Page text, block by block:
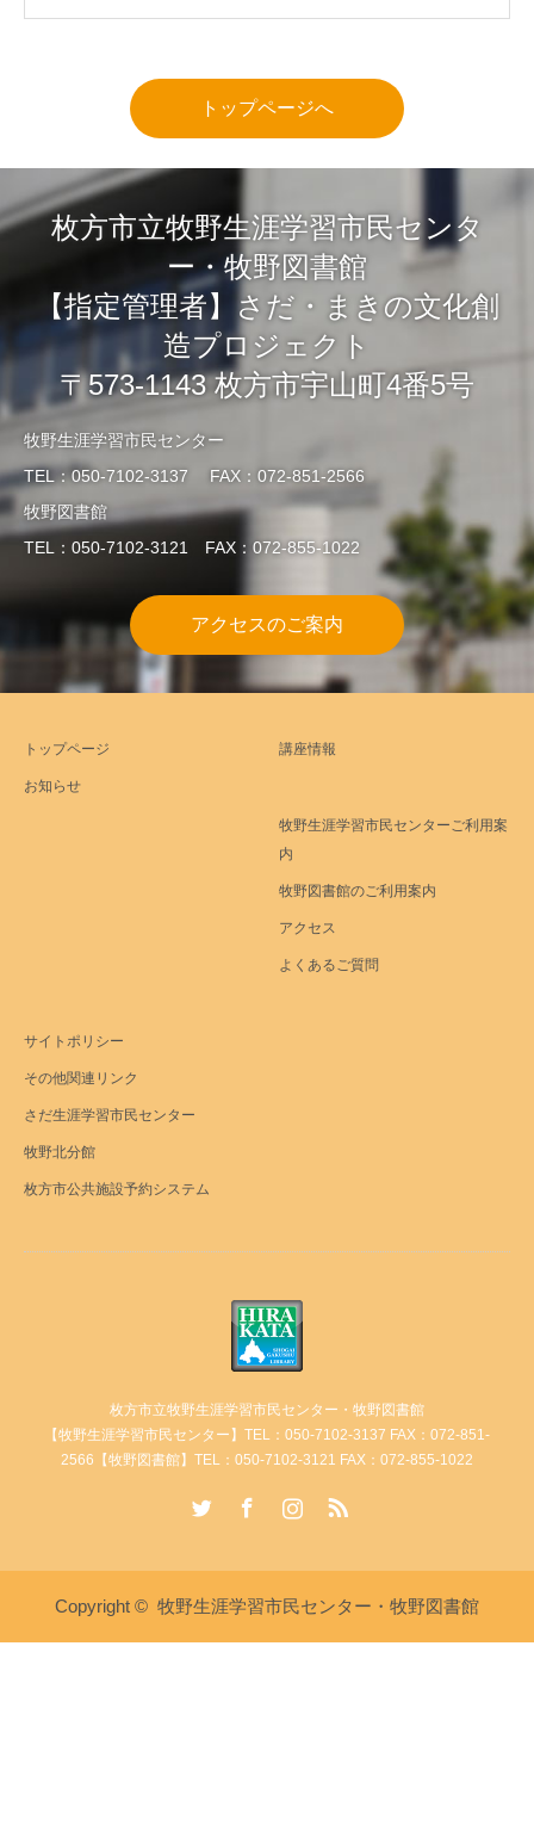
トップページへ
枚方市立牧野生涯学習市民センタ
ー・牧野図書館
【指定管理者】さだ・まきの文化創
造プロジェクト
〒573-1143 枚方市宇山町4番5号
牧野生涯学習市民センター
TEL：050-7102-3137 FAX：072-851-2566
牧野図書館
TEL：050-7102-3121 FAX：072-855-1022
アクセスのご案内
トップページ
お知らせ
講座情報
牧野生涯学習市民センターご利用案
内
牧野図書館のご利用案内
アクセス
よくあるご質問
サイトポリシー
その他関連リンク
さだ生涯学習市民センター
牧野北分館
枚方市公共施設予約システム
枚方市立牧野生涯学習市民センター・牧野図書館
【牧野生涯学習市民センター】TEL：050-7102-3137 FAX：072-851-
2566【牧野図書館】TEL：050-7102-3121 FAX：072-855-1022
Copyright © 牧野生涯学習市民センター・牧野図書館